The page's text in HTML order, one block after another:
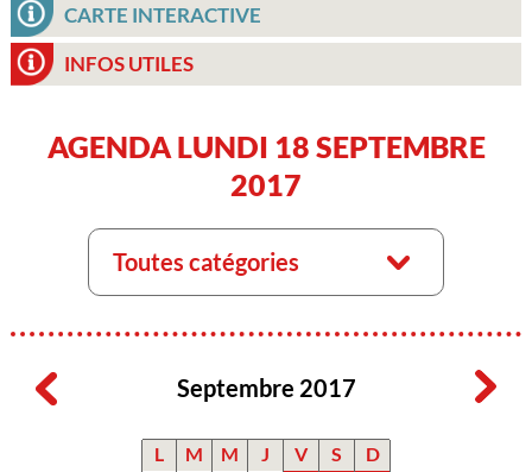
CARTE INTERACTIVE
INFOS UTILES
AGENDA LUNDI 18 SEPTEMBRE
2017
Toutes catégories
Septembre 2017
L M M J V S D